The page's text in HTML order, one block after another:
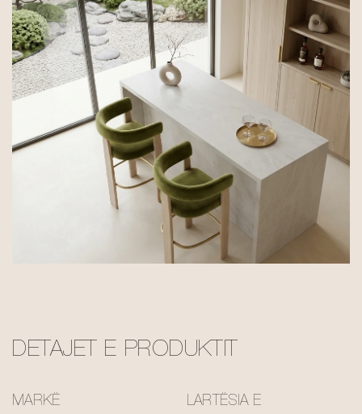
DETAJET E PRODUKTIT
MARKË LARTËSIA E